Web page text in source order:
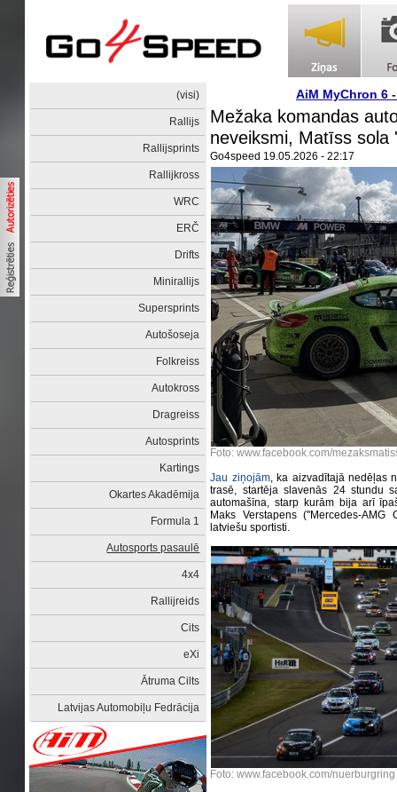
(visi)
Rallijs
Rallijsprints
Rallijkross
WRC
ERČ
Drifts
Minirallijs
Supersprints
Autošoseja
Folkreiss
Autokross
Dragreiss
Autosprints
Kartings
Okartes Akadēmija
Formula 1
Autosports pasaulē
4x4
Rallijreids
Cits
eXi
Ātruma Cilts
Latvijas Automobiļu Fedrācija
AiM MyChron 6
Mežaka komandas
neveiksmi, Matīss sola
Go4speed 19.05.2026 - 22:17
Foto: www.facebook.com/
Jau ziņojām, ka aizvadītajā nedēļas
trasē, startēja slavenās 24 stundu
automašīna, starp kurām bija arī
Maks Verstapens (''Mercedes-
latviešu sportisti.
Foto: www.facebook.com/nuerburgring